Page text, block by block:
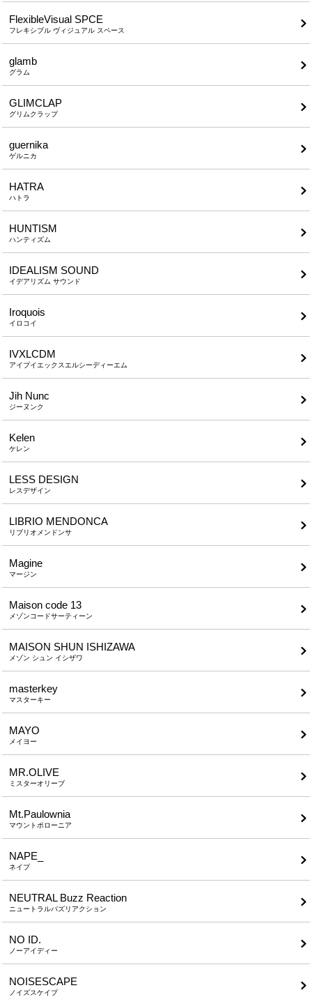
FlexibleVisual SPCE
フレキシブル ヴィジュアル スペース
glamb
グラム
GLIMCLAP
グリムクラップ
guernika
ゲルニカ
HATRA
ハトラ
HUNTISM
ハンティズム
IDEALISM SOUND
イデアリズム サウンド
Iroquois
イロコイ
IVXLCDM
アイブイエックスエルシーディーエム
Jih Nunc
ジーヌンク
Kelen
ケレン
LESS DESIGN
レスデザイン
LIBRIO MENDONCA
リブリオメンドンサ
Magine
マージン
Maison code 13
メゾンコードサーティーン
MAISON SHUN ISHIZAWA
メゾン シュン イシザワ
masterkey
マスターキー
MAYO
メイヨー
MR.OLIVE
ミスターオリーブ
Mt.Paulownia
マウントポローニア
NAPE_
ネイプ
NEUTRAL Buzz Reaction
ニュートラルバズリアクション
NO ID.
ノーアイディー
NOISESCAPE
ノイズスケイプ